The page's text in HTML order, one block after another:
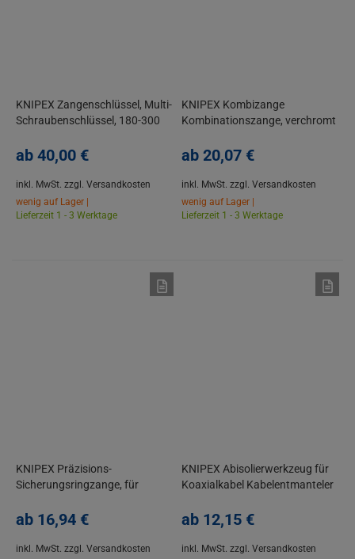
KNIPEX Zangenschlüssel, Multi-
Schraubenschlüssel, 180-300
ab 40,00 €
inkl. MwSt. zzgl. Versandkosten
wenig auf Lager |
Lieferzeit 1 - 3 Werktage
KNIPEX Kombizange
Kombinationszange, verchromt
VDE
ab 20,07 €
inkl. MwSt. zzgl. Versandkosten
wenig auf Lager |
Lieferzeit 1 - 3 Werktage
KNIPEX Präzisions-
Sicherungsringzange, für
ab 16,94 €
inkl. MwSt. zzgl. Versandkosten
KNIPEX Abisolierwerkzeug für
Koaxialkabel Kabelentmanteler
ab 12,15 €
inkl. MwSt. zzgl. Versandkosten